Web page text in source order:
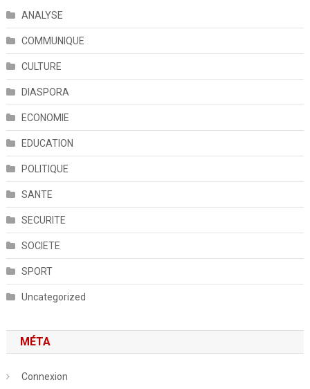
ANALYSE
COMMUNIQUE
CULTURE
DIASPORA
ECONOMIE
EDUCATION
POLITIQUE
SANTE
SECURITE
SOCIETE
SPORT
Uncategorized
MÉTA
Connexion